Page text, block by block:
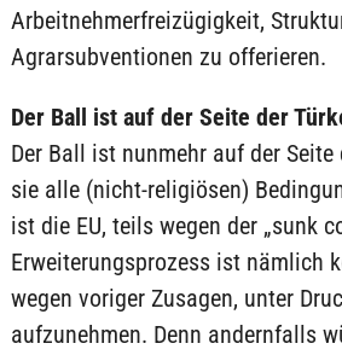
Arbeitnehmerfreizügigkeit,
Agrarsubventionen zu offerieren.
Der Ball ist auf der Seite der
Der Ball ist nunmehr auf der Seite
sie alle (nicht-religiösen)
ist die EU, teils wegen der „sunk
Erweiterungsprozess ist nämlich
wegen voriger Zusagen, unter
aufzunehmen. Denn andernfalls